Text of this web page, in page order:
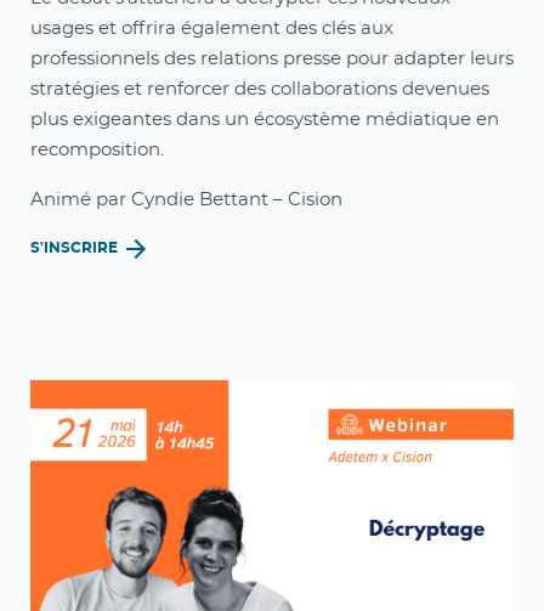
usages et offrira également des clés aux
professionnels des relations presse pour adapter leurs
stratégies et renforcer des collaborations devenues
plus exigeantes dans un écosystème médiatique en
recomposition.
Animé par Cyndie Bettant – Cision
S'INSCRIRE